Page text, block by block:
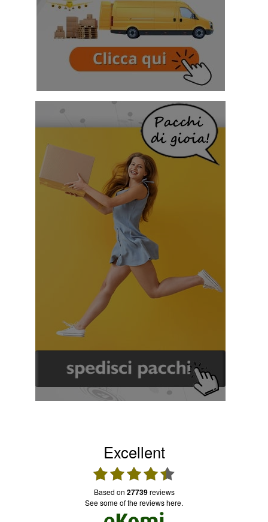
Excellent
based on 27739reviews
see some of the reviews here.